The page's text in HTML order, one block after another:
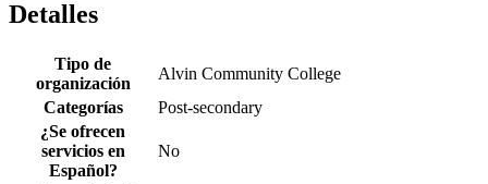
Detalles
Tipo de
organización
Alvin Community College
Categorías
Post-secondary
¿Se ofrecen
servicios en
Español?
No